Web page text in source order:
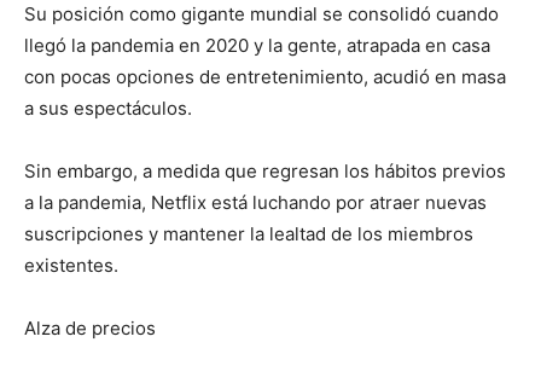
Su posición como gigante mundial se consolidó cuando
llegó la pandemia en 2020 y la gente, atrapada en casa
con pocas opciones de entretenimiento, acudió en masa
a sus espectáculos.
Sin embargo, a medida que regresan los hábitos previos
a la pandemia, Netflix está luchando por atraer nuevas
suscripciones y mantener la lealtad de los miembros
existentes.
Alza de precios